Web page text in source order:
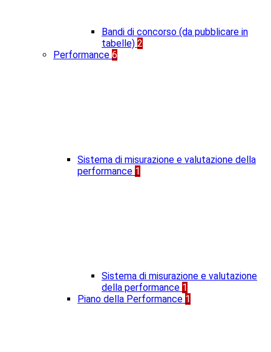
Bandi di concorso (da pubblicare in
tabelle) 2
Performance 6
Sistema di misurazione e valutazione della
performance 1
Sistema di misurazione e valutazione
della performance 1
Piano della Performance 1